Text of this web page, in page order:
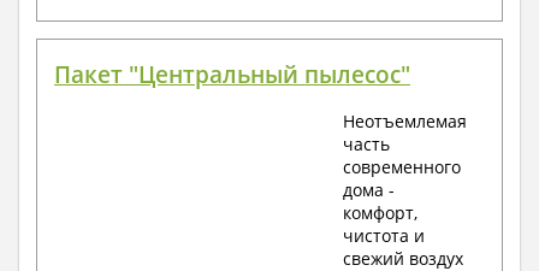
Пакет "Центральный пылесос"
Неотъемлемая
часть
современного
дома -
комфорт,
чистота и
свежий воздух